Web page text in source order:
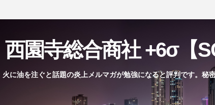
西園寺総合商社 +6σ【
火に油を注ぐと話題の炎上メルマガが勉強になると評判です。秘